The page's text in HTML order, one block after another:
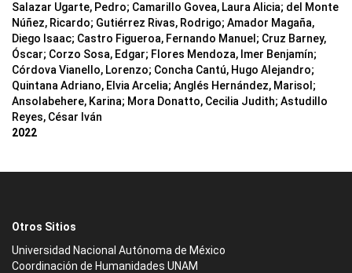
Salazar Ugarte, Pedro; Camarillo Govea, Laura Alicia; del Monte
Núñez, Ricardo; Gutiérrez Rivas, Rodrigo; Amador Magaña,
Diego Isaac; Castro Figueroa, Fernando Manuel ; Cruz Barney,
Óscar; Corzo Sosa, Edgar; Flores Mendoza, Imer Benjamín;
Córdova Vianello, Lorenzo; Concha Cantú, Hugo Alejandro;
Quintana Adriano, Elvia Arcelia; Anglés Hernández, Marisol ;
Ansolabehere, Karina; Mora Donatto, Cecilia Judith; Astudillo
Reyes, César Iván
2022
Otros Sitios
Universidad Nacional Autónoma de México
Coordinación de Humanidades UNAM